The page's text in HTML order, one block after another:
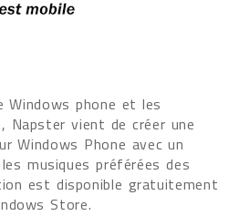
phone et les
Napster vient de créer une
Windows Phone avec un
musiques préférées des
est disponible gratuitement
Store.